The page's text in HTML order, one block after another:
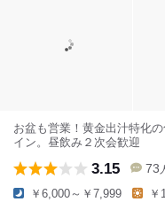
お盆も営業！黄金出汁特化
イン。昼飲み２次会歓迎
3.15 73
￥6,000～￥7,999 ￥